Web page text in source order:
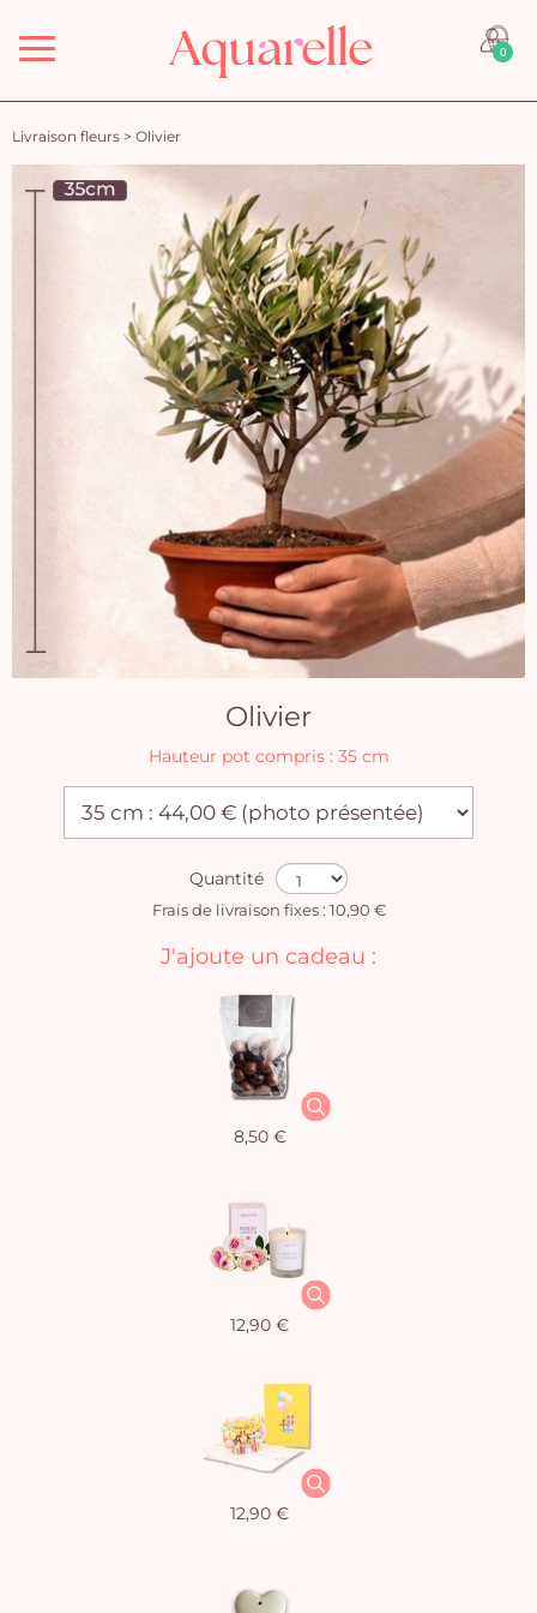
Menu 0
Livraison fleurs > Olivier
Olivier
Hauteur pot compris : 35 cm
Quantité
Frais de livraison fixes : 10,90 €
J'ajoute un cadeau :
8,50 €
12,90 €
12,90 €